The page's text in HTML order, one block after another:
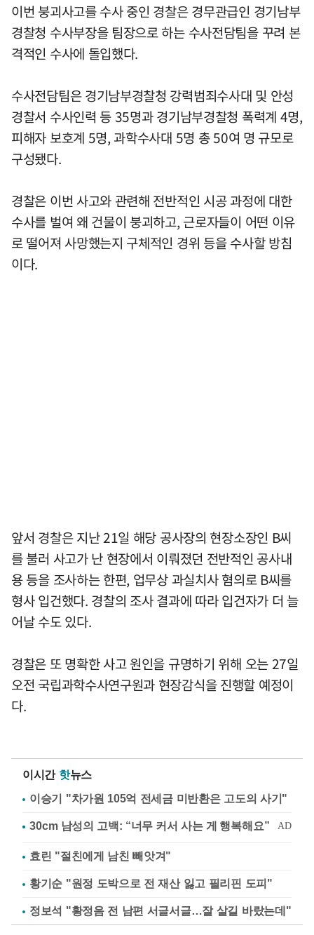
이번 붕괴사고를 수사 중인 경찰은 경무관급인 경기남부
경찰청 수사부장을 팀장으로 하는 수사전담팀을 꾸려 본
격적인 수사에 돌입했다.
수사전담팀은 경기남부경찰청 강력범죄수사대 및 안성
경찰서 수사인력 등 35명과 경기남부경찰청 폭력계 4명,
피해자 보호계 5명, 과학수사대 5명 총 50여 명 규모로
구성됐다.
경찰은 이번 사고와 관련해 전반적인 시공 과정에 대한
수사를 벌여 왜 건물이 붕괴하고, 근로자들이 어떤 이유
로 떨어져 사망했는지 구체적인 경위 등을 수사할 방침
이다.
앞서 경찰은 지난 21일 해당 공사장의 현장소장인 B씨
를 불러 사고가 난 현장에서 이뤄졌던 전반적인 공사내
용 등을 조사하는 한편, 업무상 과실치사 혐의로 B씨를
형사 입건했다. 경찰의 조사 결과에 따라 입건자가 더 늘
어날 수도 있다.
경찰은 또 명확한 사고 원인을 규명하기 위해 오는 27일
오전 국립과학수사연구원과 현장감식을 진행할 예정이
다.
이시간 핫뉴스
이승기 "차가원 105억 전세금 미반환은 고도의 사기"
효린 "절친에게 남친 빼앗겨"
황기순 "원정 도박으로 전 재산 잃고 필리핀 도피"
정보석 "황정음 전 남편 서글서글…잘 살길 바랐는데"